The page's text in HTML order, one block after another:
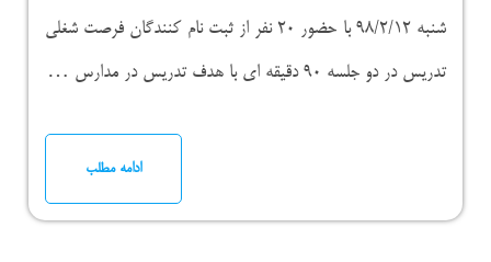
شنبه ۹۸/۲/۱۲ با حضور ۲۰ نفر از ثبت نام کنندگان فرصت شغلی
تدریس در دو جلسه ۹۰ دقیقه ای با هدف تدریس در مدارس …
ادامه مطلب